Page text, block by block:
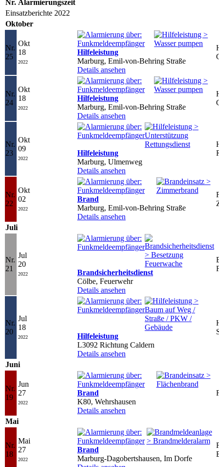
Nr. Alarmierungszeit
Einsatzberichte 2022
Oktober
Nr.
25
Okt
18
2022
Hilfeleistung
Marburg, Emil-von-Behring Straße
Details ansehen
Nr.
24
Okt
18
2022
Hilfeleistung
Marburg, Emil-von-Behring Straße
Details ansehen
Nr.
23
Okt
09
2022
Hilfeleistung
Marburg, Ulmenweg
Details ansehen
Nr.
22
Okt
02
2022
Brand
Marburg, Emil-von-Behring Straße
Details ansehen
Juli
Nr.
21
Jul
20
2022
Brandsicherheitsdienst
Cölbe, Feuerwehr
Details ansehen
Nr.
20
Jul
18
2022
Hilfeleistung
L3092 Richtung Caldern
Details ansehen
Juni
Nr.
19
Jun
27
2022
Brand
K80, Wehrshausen
Details ansehen
Mai
Nr.
18
Mai
27
2022
Brand
Marburg-Dagobertshausen, Im Dorfe